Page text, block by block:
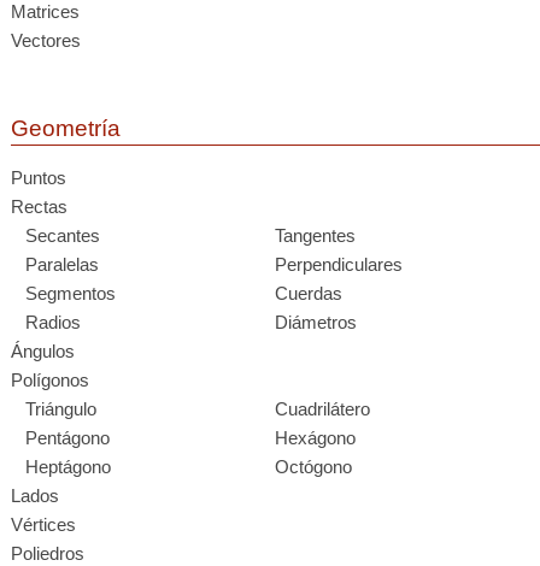
Matrices
Vectores
Geometría
Puntos
Rectas
Secantes
Tangentes
Paralelas
Perpendiculares
Segmentos
Cuerdas
Radios
Diámetros
Ángulos
Polígonos
Triángulo
Cuadrilátero
Pentágono
Hexágono
Heptágono
Octógono
Lados
Vértices
Poliedros